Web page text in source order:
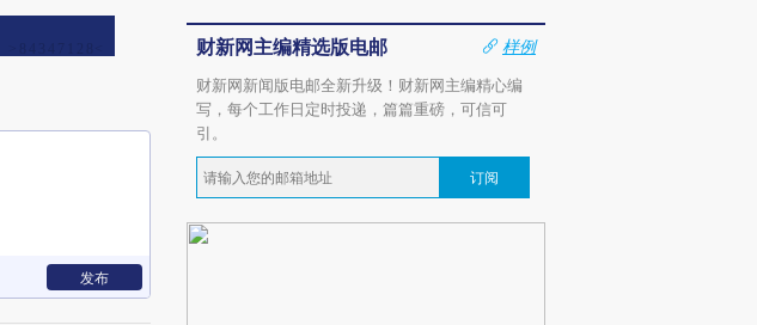
发布
财新网主编精选版电邮
样例
财新网新闻版电邮全新升级！财新网主编精心编
写，每个工作日定时投递，篇篇重磅，可信可
引。
订阅